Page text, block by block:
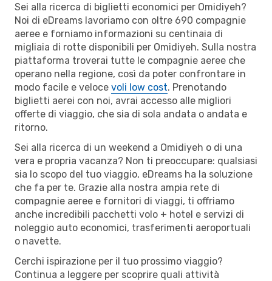
Sei alla ricerca di biglietti economici per Omidiyeh?
Noi di eDreams lavoriamo con oltre 690 compagnie
aeree e forniamo informazioni su centinaia di
migliaia di rotte disponibili per Omidiyeh. Sulla nostra
piattaforma troverai tutte le compagnie aeree che
operano nella regione, così da poter confrontare in
modo facile e veloce voli low cost. Prenotando
biglietti aerei con noi, avrai accesso alle migliori
offerte di viaggio, che sia di sola andata o andata e
ritorno.
Sei alla ricerca di un weekend a Omidiyeh o di una
vera e propria vacanza? Non ti preoccupare: qualsiasi
sia lo scopo del tuo viaggio, eDreams ha la soluzione
che fa per te. Grazie alla nostra ampia rete di
compagnie aeree e fornitori di viaggi, ti offriamo
anche incredibili pacchetti volo + hotel e servizi di
noleggio auto economici, trasferimenti aeroportuali
o navette.
Cerchi ispirazione per il tuo prossimo viaggio?
Continua a leggere per scoprire quali attività